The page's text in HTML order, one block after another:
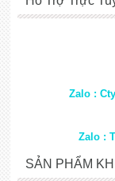
Zalo :
Zalo :
SẢN PHẨM